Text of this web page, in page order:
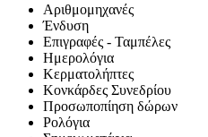
Αριθμομηχανές
Ένδυση
Επιγραφές - Ταμπέλες
Ημερολόγια
Κερματολήπτες
Κονκάρδες Συνεδρίου
Προσωποπίηση δώρων
Ρολόγια